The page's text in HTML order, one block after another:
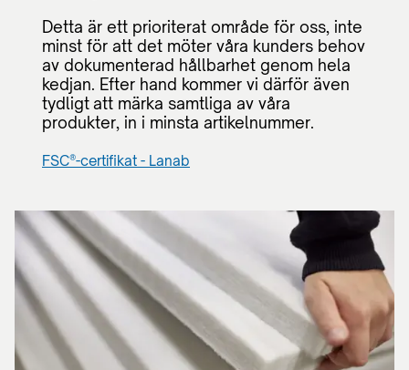
Detta är ett prioriterat område för oss, inte
minst för att det möter våra kunders behov
av dokumenterad hållbarhet genom hela
kedjan. Efter hand kommer vi därför även
tydligt att märka samtliga av våra
produkter, in i minsta artikelnummer.
FSC®-certifikat - Lanab